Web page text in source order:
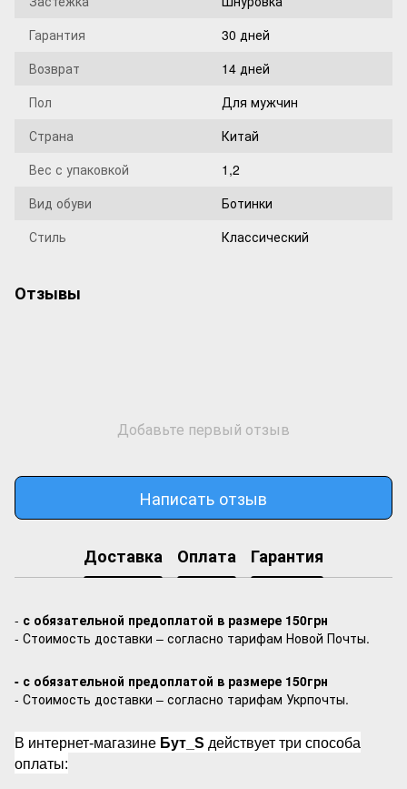
Гарантия
30 дней
Возврат
14 дней
Пол
Для мужчин
Страна
Китай
Вес с упаковкой
1,2
Вид обуви
Ботинки
Стиль
Классический
Отзывы
Добавьте первый отзыв
Написать отзыв
Доставка Оплата Гарантия
- с обязательной предоплатой в размере 150грн
- Стоимость доставки – согласно тарифам Новой Почты.
- с обязательной предоплатой в размере 150грн
- Стоимость доставки – согласно тарифам Укрпочты.
В интернет-магазине Бут_S действует три способа
оплаты: